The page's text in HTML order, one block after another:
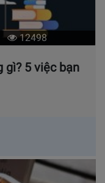
12498
gì? 5 việc bạn